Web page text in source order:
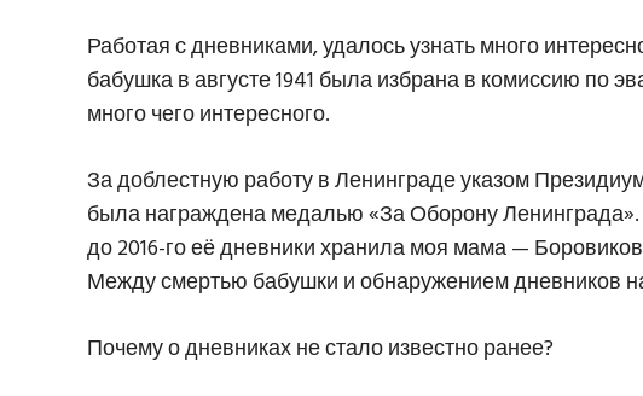
Работая с дневниками, удалось узнать много
бабушка в августе 1941 была избрана в комиссию по
много чего интересного.
За доблестную работу в Ленинграде указом
была награждена медалью «За Оборону Ленинграда».
до 2016-го её дневники хранила моя мама —
Между смертью бабушки и обнаружением дневников
Почему о дневниках не стало известно ранее?